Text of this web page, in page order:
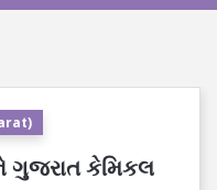
ગુજરાત કેમિકલ